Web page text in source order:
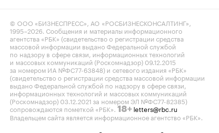
© ООО «БИЗНЕСПРЕСС», АО «РОСБИЗНЕСКОНСАЛТИНГ»,
1995–2026. Сообщения и материалы информационного
агентства «РБК» (свидетельство о регистрации средства
массовой информации выдано Федеральной службой
по надзору в сфере связи, информационных технологий
и массовых коммуникаций (Роскомнадзор) 09.12.2015
за номером ИА №ФС77-63848) и сетевого издания «РБК»
(свидетельство о регистрации средства массовой информации
выдано Федеральной службой по надзору в сфере связи,
информационных технологий и массовых коммуникаций
(Роскомнадзор) 03.12.2021 за номером ЭЛ №ФС77-82385)
сопровождаются пометкой «РБК». 18+ letters@rbc.ru
Владельцем сайта является информационное агентство «РБК».